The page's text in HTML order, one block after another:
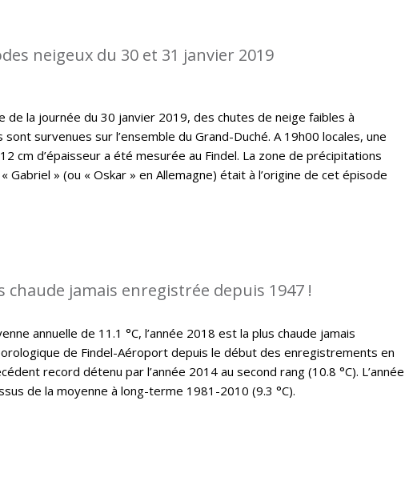
neigeux du 30 et 31 janvier 2019
de la journée du 30 janvier 2019, des chutes de neige faibles à
survenues sur l’ensemble du Grand-Duché. A 19h00 locales, une
cm d’épaisseur a été mesurée au Findel. La zone de précipitations
Gabriel » (ou « Oskar » en Allemagne) était à l’origine de cet épisode
chaude jamais enregistrée depuis 1947 !
annuelle de 11.1 °C, l’année 2018 est la plus chaude jamais
de Findel-Aéroport depuis le début des enregistrements en
record détenu par l’année 2014 au second rang (10.8 °C). L’année
de la moyenne à long-terme 1981-2010 (9.3 °C).